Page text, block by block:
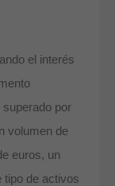
el interés
por
volumen de
euros, un
tipo de activos